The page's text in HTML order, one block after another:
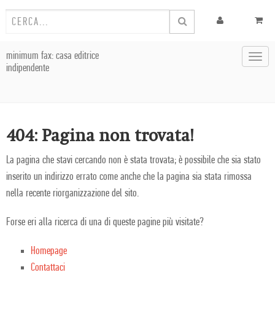
minimum fax: casa editrice
indipendente
404: Pagina non trovata!
La pagina che stavi cercando non è stata trovata; è possibile che sia stato
inserito un indirizzo errato come anche che la pagina sia stata rimossa
nella recente riorganizzazione del sito.
Forse eri alla ricerca di una di queste pagine più visitate?
Homepage
Contattaci